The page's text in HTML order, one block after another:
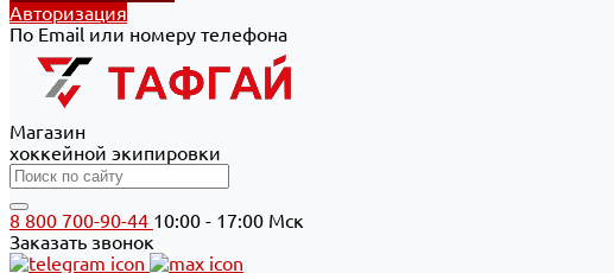
Авторизация
По Email или номеру телефона
Магазин
хоккейной экипировки
8 800 700-90-44 10:00 - 17:00 Мск
Заказать звонок